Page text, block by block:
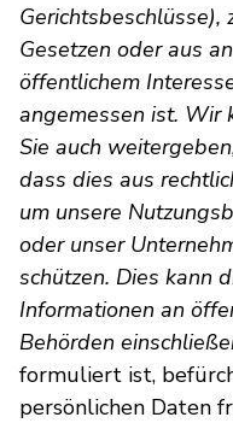
Gerichtsbeschlüsse),
Gesetzen oder aus
öffentlichem
angemessen ist. Wir
Sie auch
dass dies aus
um unsere
oder unser
schützen. Dies kann
Informationen an
Behörden
formuliert ist,
persönlichen Daten